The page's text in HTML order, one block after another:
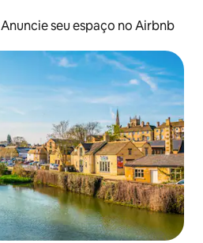
Anuncie seu espaço no Airbnb